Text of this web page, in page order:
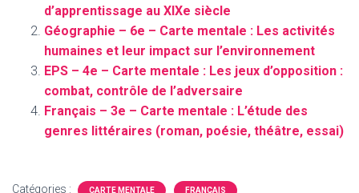
d’apprentissage au XIXe siècle
Géographie – 6e – Carte mentale : Les activités
humaines et leur impact sur l’environnement
EPS – 4e – Carte mentale : Les jeux d’opposition :
combat, contrôle de l’adversaire
Français – 3e – Carte mentale : L’étude des
genres littéraires (roman, poésie, théâtre, essai)
Catégories : CARTE MENTALE FRANÇAIS